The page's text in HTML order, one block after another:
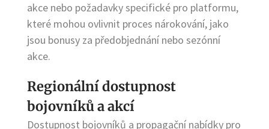
akce nebo požadavky specifické pro platformu,
které mohou ovlivnit proces nárokování, jako
jsou bonusy za předobjednání nebo sezónní
akce.
Regionální dostupnost
bojovníků a akcí
Dostupnost bojovníků a propagační nabídky pro